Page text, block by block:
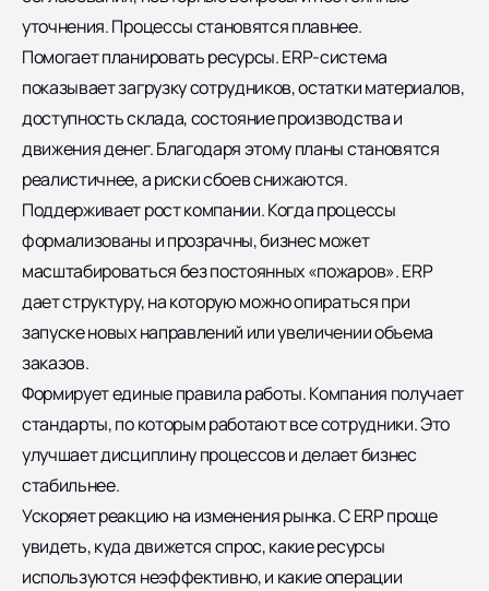
уточнения. Процессы становятся плавнее.
Помогает планировать ресурсы. ERP-система
показывает загрузку сотрудников, остатки материалов,
доступность склада, состояние производства и
движения денег. Благодаря этому планы становятся
реалистичнее, а риски сбоев снижаются.
Поддерживает рост компании. Когда процессы
формализованы и прозрачны, бизнес может
масштабироваться без постоянных «пожаров». ERP
дает структуру, на которую можно опираться при
запуске новых направлений или увеличении объема
заказов.
Формирует единые правила работы. Компания получает
стандарты, по которым работают все сотрудники. Это
улучшает дисциплину процессов и делает бизнес
стабильнее.
Ускоряет реакцию на изменения рынка. С ERP проще
увидеть, куда движется спрос, какие ресурсы
используются неэффективно, и какие операции